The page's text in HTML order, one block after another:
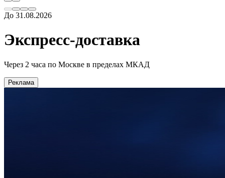
До 31.08.2026
Экспресс-доставка
Через 2 часа по Москве в пределах МКАД
Реклама